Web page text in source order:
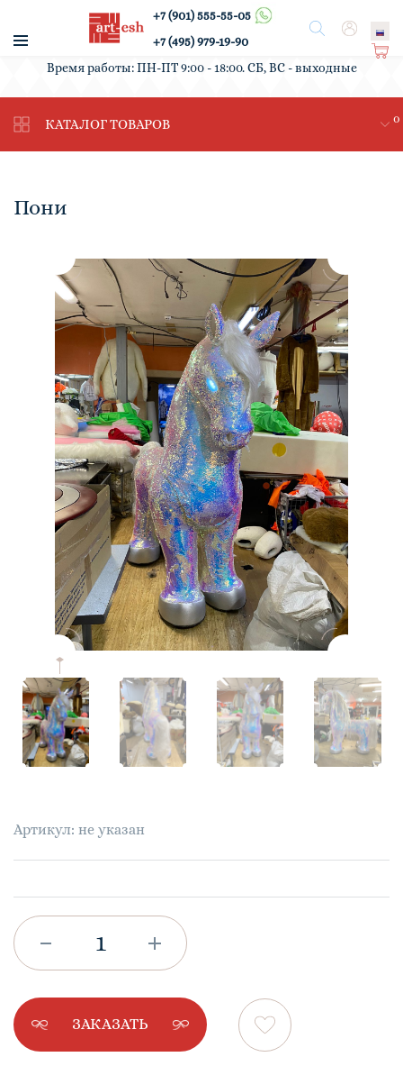
Поиск
+7 (901) 555-55-05
+7 (495) 979-19-90
Ко
ин
а
0
Вход
/
Время работы: ПН-ПТ 9:00 - 18:00. СБ, ВС - выходные
КАТАЛОГ ТОВАРОВ
Пони
Артикул: не указан
ЗАКАЗАТЬ